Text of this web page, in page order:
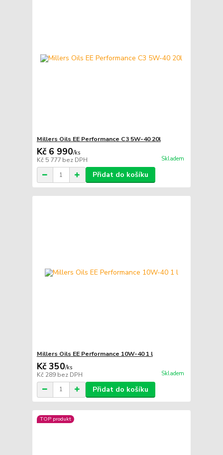
Millers Oils EE Performance C3 5W-40 20l
Kč 6 990/ks
Kč 5 777 bez DPH Skladem
Přidat do košíku
Millers Oils EE Performance 10W-40 1 l
Kč 350/ks
Kč 289 bez DPH Skladem
Přidat do košíku
TOP produkt